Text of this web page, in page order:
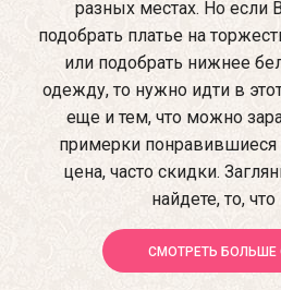
разных местах. Но если
подобрать платье на
или подобрать нижнее
одежду, то нужно идти в
еще и тем, что можно
примерки
цена, часто скидки.
найдете, то,
СМОТРЕТЬ БОЛЬШЕ